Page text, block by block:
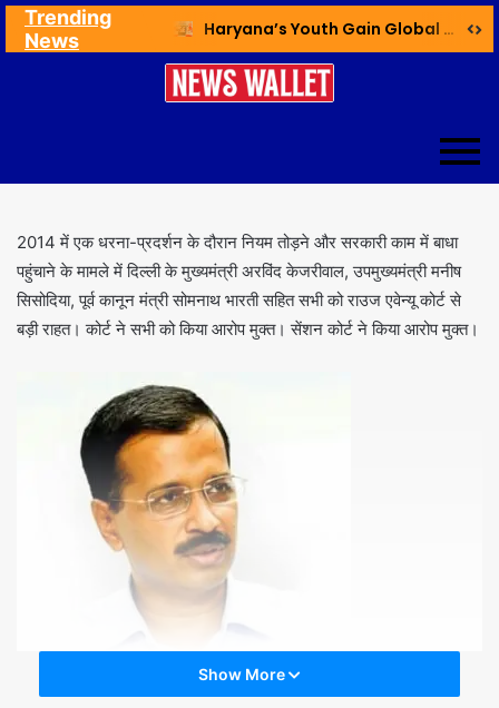
Trending
News
Haryana’s Youth Gain Global Healthcare Career Boost Through New Skilling Partnership
2014 में एक धरना-प्रदर्शन के दौरान नियम तोड़ने और सरकारी काम में बाधा
पहुंचाने के मामले में दिल्ली के मुख्यमंत्री अरविंद केजरीवाल, उपमुख्यमंत्री मनीष
सिसोदिया, पूर्व कानून मंत्री सोमनाथ भारती सहित सभी को राउज एवेन्यू कोर्ट से
बड़ी राहत। कोर्ट ने सभी को किया आरोप मुक्त। सेंशन कोर्ट ने किया आरोप मुक्त।
Show More